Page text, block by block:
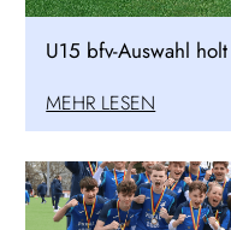
U15 bfv-Auswahl
MEHR LESEN